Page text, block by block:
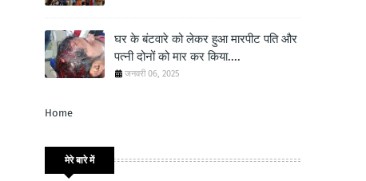
घर के बंटवारे को लेकर हुआ मारपीट पति और
पत्नी दोनों को मार कर किया....
जनवरी 06, 2025
Home
मेरे बारे में